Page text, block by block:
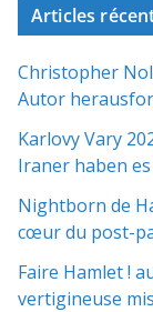
Articles
Christopher
Autor
Karlovy Vary
Iraner haben
Nightborn de
cœur du post-
Faire Hamlet !
vertigineuse